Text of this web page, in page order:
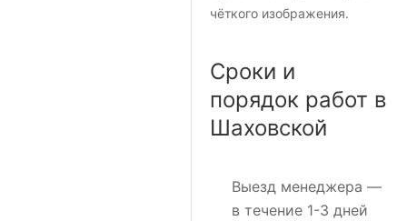
чёткого изображения.
Сроки и
порядок работ в
Шаховской
Выезд менеджера —
в течение 1-3 дней